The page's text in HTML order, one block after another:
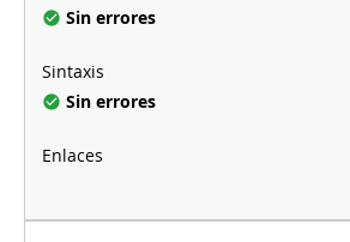
Sin errores
Sin errores